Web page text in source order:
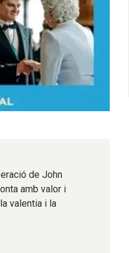
de John
amb valor i
valentia i la